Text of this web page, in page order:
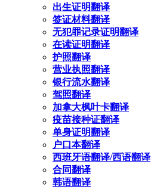
出生证明翻译
签证材料翻译
无犯罪记录证明翻译
在读证明翻译
护照翻译
营业执照翻译
银行流水翻译
驾照翻译
加拿大枫叶卡翻译
疫苗接种证翻译
单身证明翻译
户口本翻译
西班牙语翻译/西语翻译
合同翻译
韩语翻译